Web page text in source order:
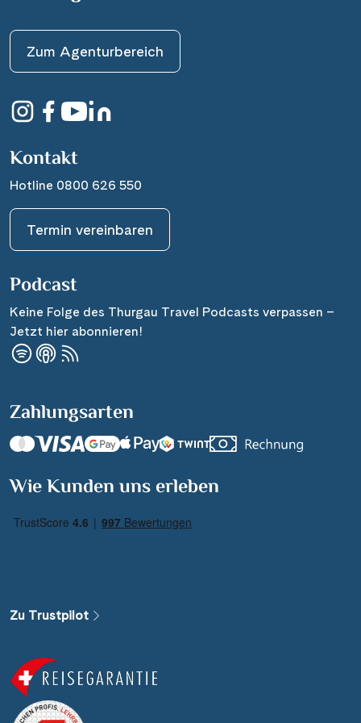
Zum Agenturbereich
Kontakt
Hotline 0800 626 550
Termin vereinbaren
Podcast
Keine Folge des Thurgau Travel Podcasts verpassen –
Jetzt hier abonnieren!
Zahlungsarten
Wie Kunden uns erleben
Zu Trustpilot
Suchen & Buchen
Alle Gewässer
Alle Schiffe